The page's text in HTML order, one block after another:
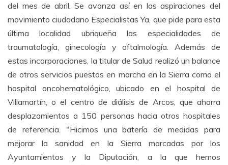
del mes de abril. Se avanza así en las aspiraciones del
movimiento ciudadano Especialistas Ya, que pide para esta
última localidad ubriqueña las especialidades de
traumatología, ginecología y oftalmología. Además de
estas incorporaciones, la titular de Salud realizó un balance
de otros servicios puestos en marcha en la Sierra como el
hospital oncohematológico, ubicado en el hospital de
Villamartín, o el centro de diálisis de Arcos, que ahorra
desplazamientos a 150 personas hacia otros hospitales
de referencia. "Hicimos una batería de medidas para
mejorar la sanidad en la Sierra marcadas por los
Ayuntamientos y la Diputación, a la que hemos